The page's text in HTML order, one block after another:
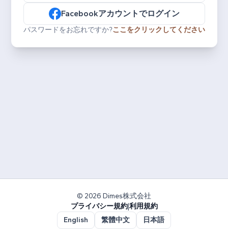
Facebookアカウントでログイン
パスワードをお忘れですか?ここをクリックしてください
© 2026 Dimes株式会社
プライバシー規約|利用規約
English
繁體中文 日本語